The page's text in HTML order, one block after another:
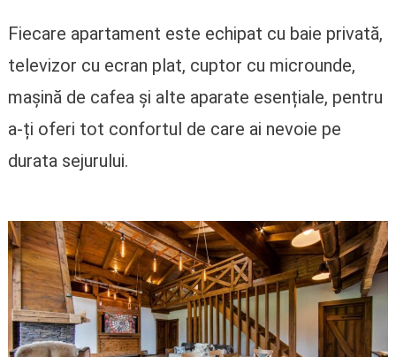
Fiecare apartament este echipat cu baie privată,
televizor cu ecran plat, cuptor cu microunde,
mașină de cafea și alte aparate esențiale, pentru
a-ți oferi tot confortul de care ai nevoie pe
durata sejurului.